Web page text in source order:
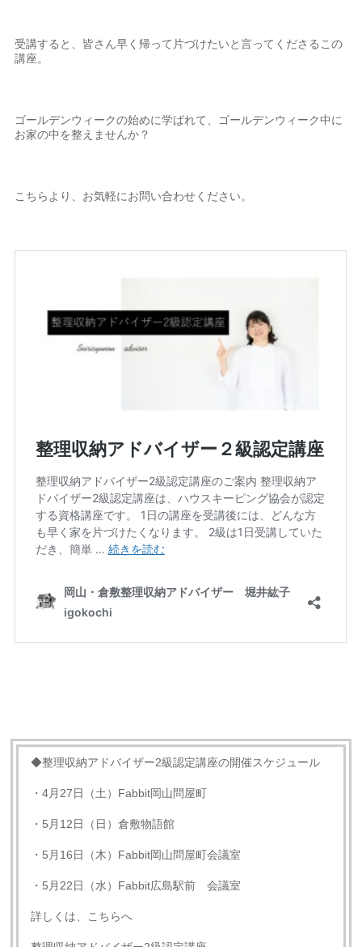
受講すると、皆さん早く帰って片づけたいと言ってくださるこの
講座。
ゴールデンウィークの始めに学ばれて、ゴールデンウィーク中に
お家の中を整えませんか？
こちらより、お気軽にお問い合わせください。
◆整理収納アドバイザー2級認定講座の開催スケジュール
・4月27日（土）Fabbit岡山問屋町
・5月12日（日）倉敷物語館
・5月16日（木）Fabbit岡山問屋町会議室
・5月22日（水）Fabbit広島駅前 会議室
詳しくは、こちらへ